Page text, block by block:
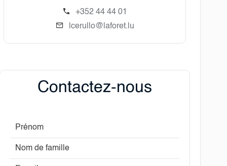
+352 44 44 01
lcerullo@laforet.lu
Contactez-nous